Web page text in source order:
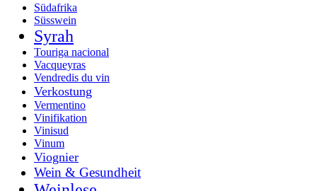
Südafrika
Süsswein
Syrah
Touriga nacional
Vacqueyras
Vendredis du vin
Verkostung
Vermentino
Vinifikation
Vinisud
Vinum
Viognier
Wein & Gesundheit